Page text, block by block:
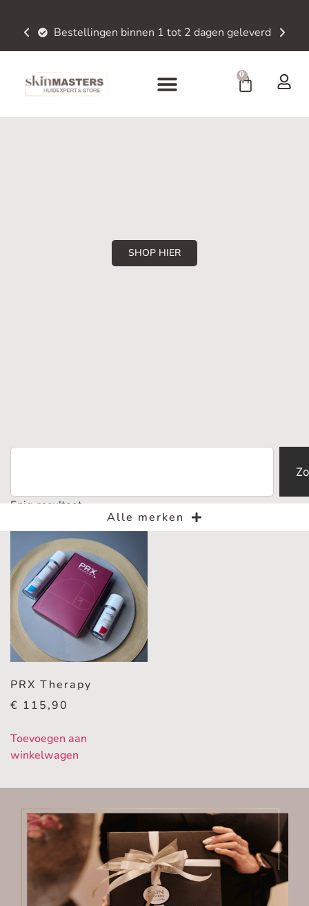
Bestellingen binnen 1 tot 2 dagen geleverd
0
SHOP HIER
Alle merken
Enig resultaat
PRX Therapy
€ 115,90
Toevoegen aan
winkelwagen